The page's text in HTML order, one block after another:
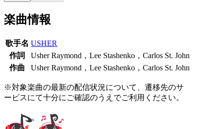
楽曲情報
歌手名 USHER
作詞
Usher Raymond，Lee Stashenko，Carlos St. John
作曲
Usher Raymond，Lee Stashenko，Carlos St. John
※対象楽曲の最新の配信状況について、遷移先のサ
ービスにて十分にご確認のうえでご利用ください。